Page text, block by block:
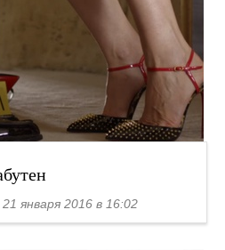
января 2016 в 16:02